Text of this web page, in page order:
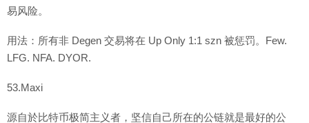
易风险。
用法：所有非 Degen 交易将在 Up Only 1:1 szn 被惩罚。Few.
LFG. NFA. DYOR.
53.Maxi
源自於比特币极简主义者，坚信自己所在的公链就是最好的公